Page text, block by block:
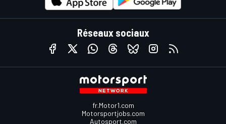
Réseaux sociaux
fr.Motor1.com
Motorsportjobs.com
Autosport.com